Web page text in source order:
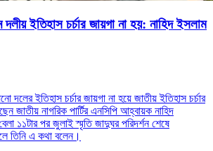
ইতিহাস চর্চার জায়গা না হয়: নাহিদ ইসলাম
দলের ইতিহাস চর্চার জায়গা না হয়ে জাতীয় ইতিহাস চর্চার
জাতীয় নাগরিক পার্টির এনসিপি আহ্বায়ক নাহিদ
১১টার পর জুলাই স্মৃতি জাদুঘর পরিদর্শন শেষে
তিনি এ কথা বলেন।